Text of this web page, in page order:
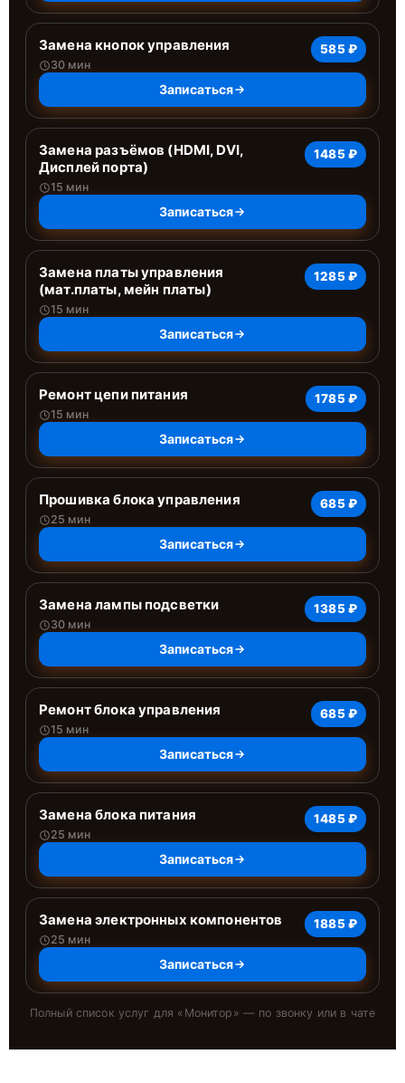
Замена кнопок управления
30 мин
585 ₽
Записаться
Замена разъёмов (HDMI, DVI,
Дисплей порта)
15 мин
1485 ₽
Записаться
Замена платы управления
(мат.платы, мейн платы)
15 мин
1285 ₽
Записаться
Ремонт цепи питания
15 мин
1785 ₽
Записаться
Прошивка блока управления
25 мин
685 ₽
Записаться
Замена лампы подсветки
30 мин
1385 ₽
Записаться
Ремонт блока управления
15 мин
685 ₽
Записаться
Замена блока питания
25 мин
1485 ₽
Записаться
Замена электронных компонентов
25 мин
1885 ₽
Записаться
Полный список услуг для « Монитор » — по звонку или в чате